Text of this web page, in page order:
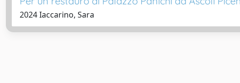
2024 Iaccarino, Sara